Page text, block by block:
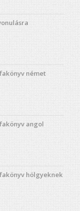
német
angol
hölgyeknek